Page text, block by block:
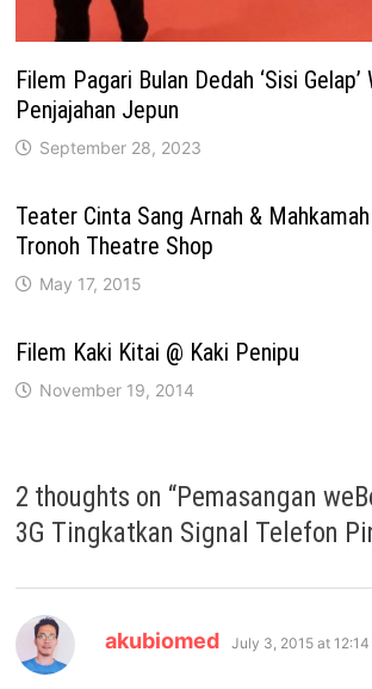
Filem Pagari Bulan Dedah ‘Sisi
Penjajahan Jepun
September 28, 2023
Teater Cinta Sang Arnah &
Tronoh Theatre Shop
May 17, 2015
Filem Kaki Kitai @ Kaki Penipu
November 19, 2014
2 thoughts on “Pemasangan
3G Tingkatkan Signal Telefon
akubiomed says:
July 3, 2015 at 12:14